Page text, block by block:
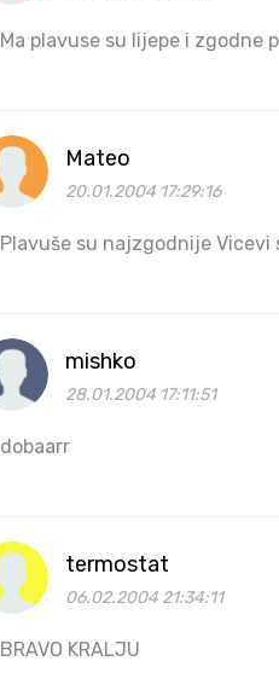
Ma plavuse su lijepe i zgodne
Mateo
20.01.2004 17:29:16
Plavuše su najzgodnije Vicevi
mishko
28.01.2004 17:11:51
dobaarr
termostat
06.02.2004 21:34:11
BRAVO KRALJU